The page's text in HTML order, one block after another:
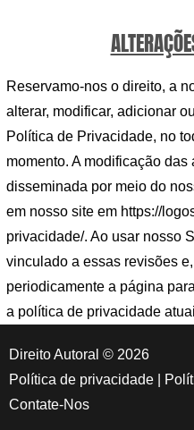
Reservamo-nos o direito, a
alterar, modificar, adicionar
Política de Privacidade, no
momento. A modificação
disseminada por meio do
em nosso site em https://
privacidade/. Ao usar nosso
vinculado a essas revisões
periodicamente a página
a política de privacidade
Direito Autoral © 2026
Política de privacidade
Contate-Nos